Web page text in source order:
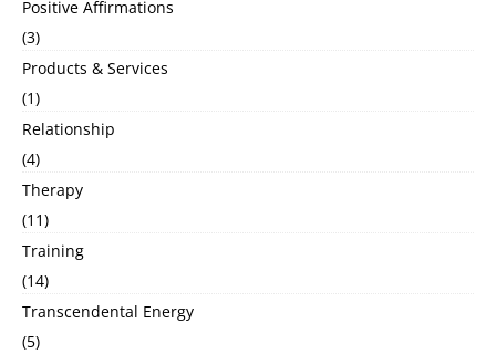
Positive Affirmations
(3)
Products & Services
(1)
Relationship
(4)
Therapy
(11)
Training
(14)
Transcendental Energy
(5)